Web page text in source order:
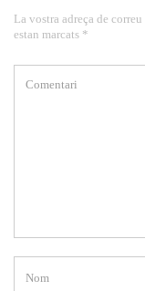
La vostra adreça de
estan marcats *